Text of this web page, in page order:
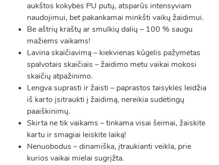
aukštos kokybės PU putų, atsparūs intensyviam
naudojimui, bet pakankamai minkšti vaikų žaidimui.
Be aštrių kraštų ar smulkių dalių – 100 % saugu
mažiems vaikams!
Lavina skaičiavimą – kiekvienas kūgelis pažymėtas
spalvotais skaičiais – žaidimo metu vaikai mokosi
skaičių atpažinimo.
Lengva suprasti ir žaisti – paprastos taisyklės leidžia
iš karto įsitraukti į žaidimą, nereikia sudėtingų
paaiškinimų.
Skirta ne tik vaikams – tinkama visai šeimai, žaiskite
kartu ir smagiai leiskite laiką!
Nenuobodus – dinamiška, įtraukianti veikla, prie
kurios vaikai mielai sugrįžta.